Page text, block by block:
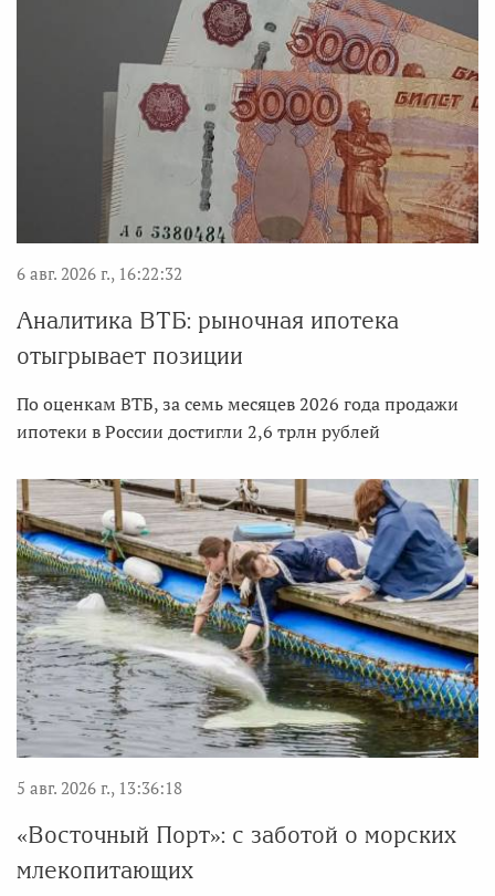
6 авг. 2026 г., 16:22:32
Аналитика ВТБ: рыночная ипотека
отыгрывает позиции
По оценкам ВТБ, за семь месяцев 2026 года продажи
ипотеки в России достигли 2,6 трлн рублей
5 авг. 2026 г., 13:36:18
«Восточный Порт»: с заботой о морских
млекопитающих